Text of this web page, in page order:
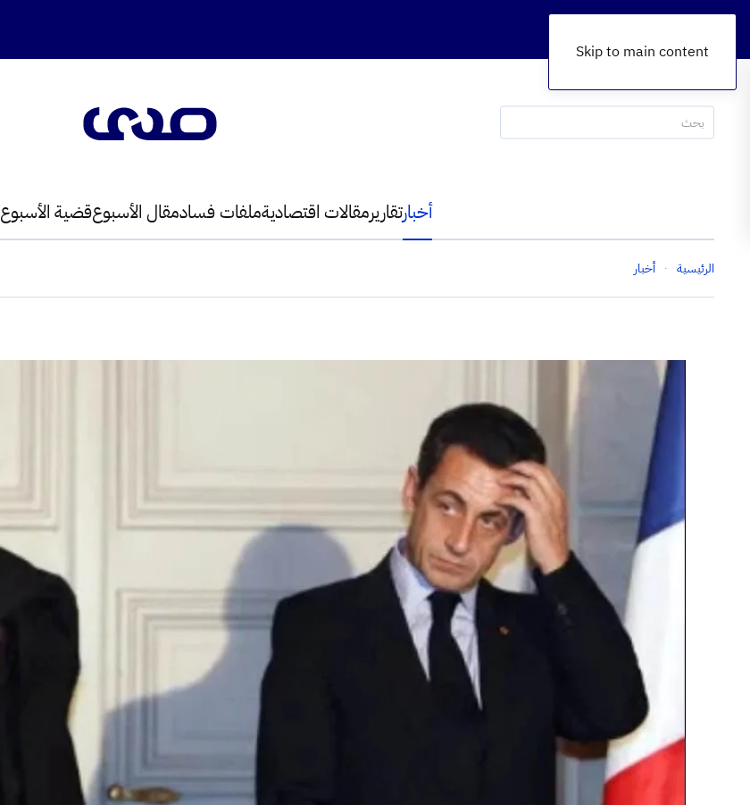
Skip to main content
أخبارتقاريرمقالات اقتصاديةملفات فسادمقال الأسبوعقضية الأسبوع
الرئيسية أخبار